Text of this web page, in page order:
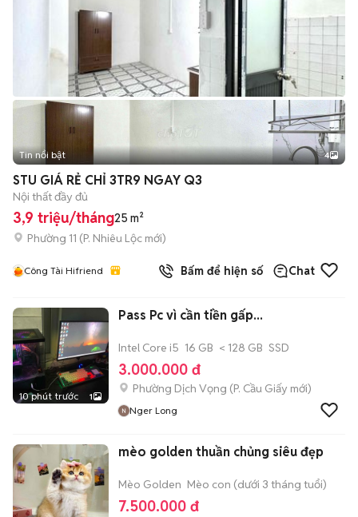
Tin nổi bật 4
STU GIÁ RẺ CHỈ 3TR9 NGAY Q3
Nội thất đầy đủ
3,9 triệu/tháng25 m²
Phường 11 (P. Nhiêu Lộc mới)
Công Tài Hifriend Bấm để hiện số Chat
10 phút trước 1
Pass Pc vì cần tiền gấp...
Intel Core i5 16 GB < 128 GB SSD
3.000.000 đ
Phường Dịch Vọng (P. Cầu Giấy mới)
Nger Long
mèo golden thuần chủng siêu đẹp
Mèo Golden Mèo con (dưới 3 tháng tuổi)
7.500.000 đ